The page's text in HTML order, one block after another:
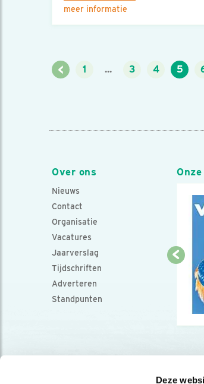
Deze
meer informatie
< 1 ... 3 4 5
Over ons
Nieuws
Contact
Organisatie
Vacatures
Jaarverslag
Tijdschriften
Adverteren
Standpunten